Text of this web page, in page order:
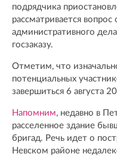
подрядчика
рассматривается
административного
госзаказу.
Отметим, что
потенциальных
завершиться 6 августа
Напомним, недавно в
расселенное здание
бригад. Речь идет о
Невском районе